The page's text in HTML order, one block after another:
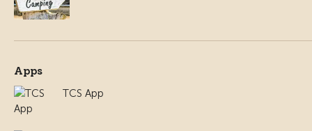
Apps
TCS App